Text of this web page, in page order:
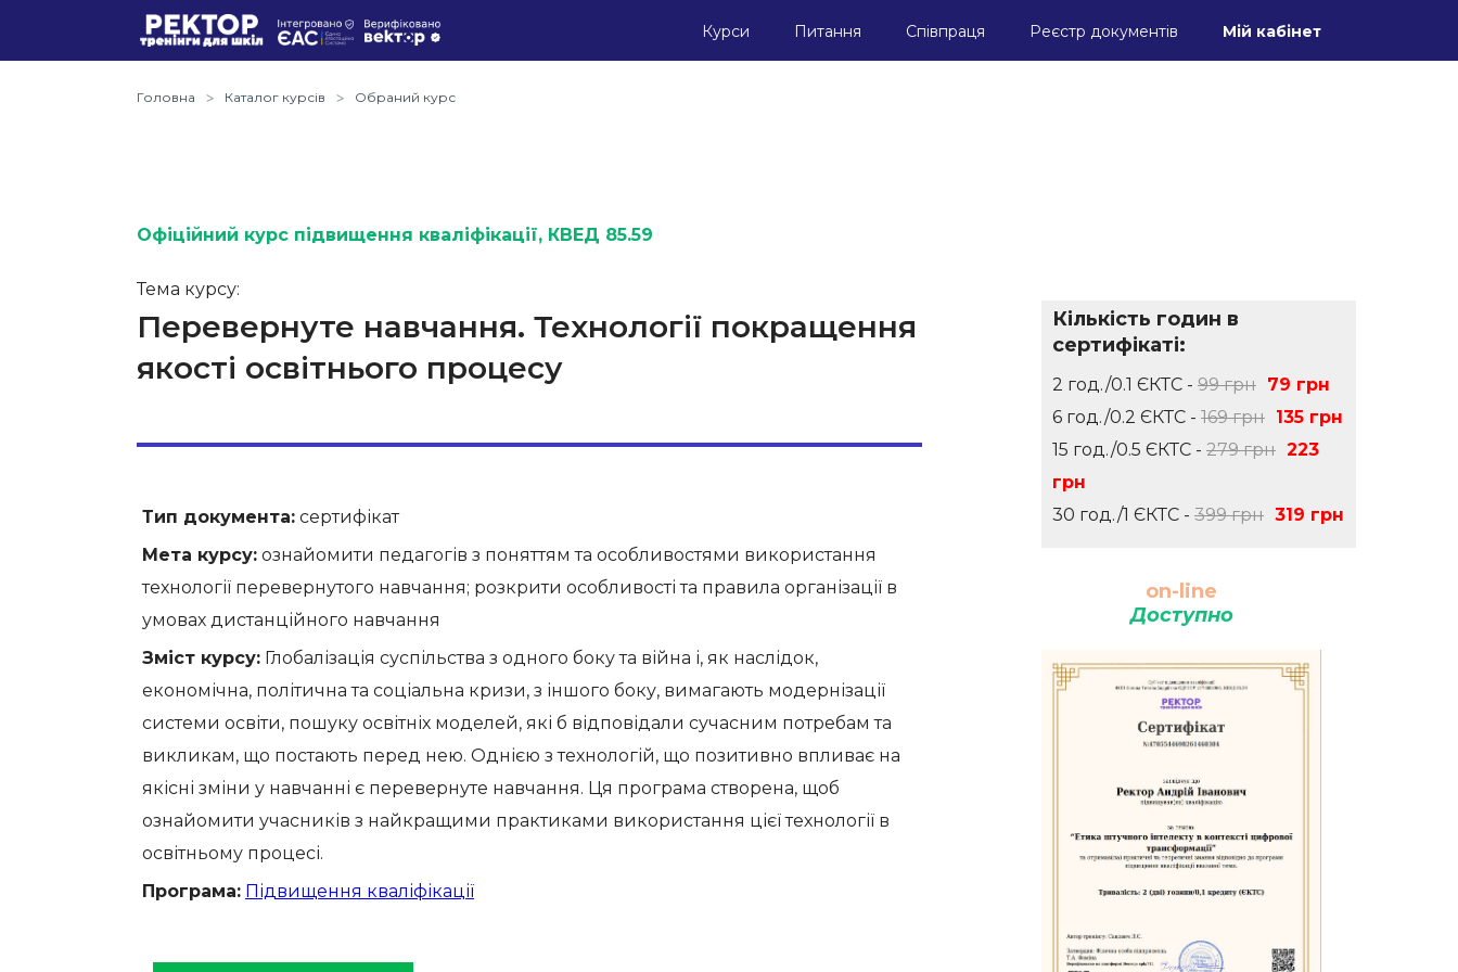
Курси Питання Співпраця Реєстр документів Мій кабінет
Головна Каталог курсів Обраний курс
Офіційний курс підвищення кваліфікації, КВЕД 85.59
Тема курсу:
Перевернуте навчання. Технології покращення
якості освітнього процесу
Тип документа: сертифікат
Мета курсу: ознайомити педагогів з поняттям та особливостями використання
технології перевернутого навчання; розкрити особливості та правила організації в
умовах дистанційного навчання
Зміст курсу: Глобалізація суспільства з одного боку та війна і, як наслідок,
економічна, політична та соціальна кризи, з іншого боку, вимагають модернізації
системи освіти, пошуку освітніх моделей, які б відповідали сучасним потребам та
викликам, що постають перед нею. Однією з технологій, що позитивно впливає на
якісні зміни у навчанні є перевернуте навчання. Ця програма створена, щоб
ознайомити учасників з найкращими практиками використання цієї технології в
освітньому процесі.
Програма: Підвищення кваліфікації
Кількість годин в
сертифікаті:
2 год./0.1 ЄКТС - 99 грн 79 грн
6 год./0.2 ЄКТС - 169 грн 135 грн
15 год./0.5 ЄКТС - 279 грн 223
грн
30 год./1 ЄКТС - 399 грн 319 грн
on-line
Доступно